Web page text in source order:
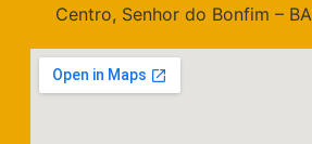
Centro, Senhor do Bonfim – BA